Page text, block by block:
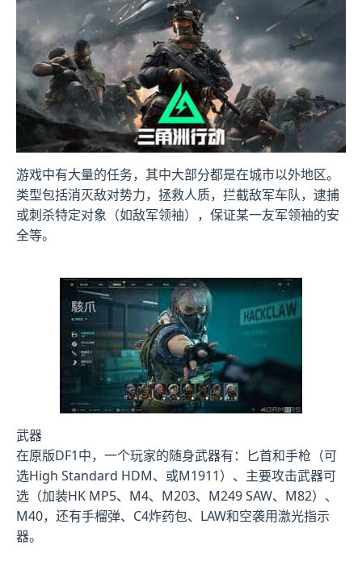
游戏中有大量的任务，其中大部分都是在城市以外地区。
类型包括消灭敌对势力，拯救人质，拦截敌军车队，逮捕
或刺杀特定对象（如敌军领袖），保证某一友军领袖的安
全等。
武器
在原版DF1中，一个玩家的随身武器有：匕首和手枪（可
选High Standard HDM、或M1911）、主要攻击武器可
选（加装HK MP5、M4、M203、M249 SAW、M82）、
M40，还有手榴弹、C4炸药包、LAW和空袭用激光指示
器。